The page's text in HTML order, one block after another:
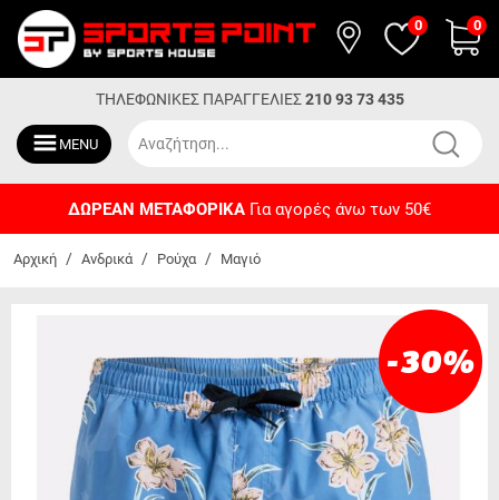
0 0
ΤΗΛΕΦΩΝΙΚΕΣ ΠΑΡΑΓΓΕΛΙΕΣ 210 93 73 435
MENU
ΔΩΡΕΑΝ ΜΕΤΑΦΟΡΙΚΑ Για αγορές άνω των 50€
Αρχική / Ανδρικά / Ρούχα / Μαγιό
-30%